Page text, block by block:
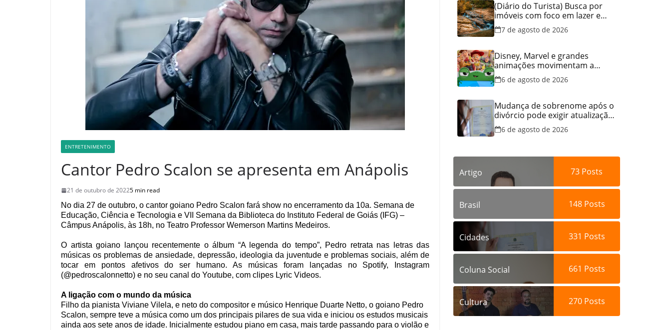
ENTRETENIMENTO
Cantor Pedro Scalon se apresenta em Anápolis
21 de outubro de 20225 min read
No dia 27 de outubro, o cantor goiano Pedro Scalon fará show no encerramento da 10a. Semana de
Educação, Ciência e Tecnologia e VII Semana da Biblioteca do Instituto Federal de Goiás (IFG) –
Câmpus Anápolis, às 18h, no Teatro Professor Wemerson Martins Medeiros.
O artista goiano lançou recentemente o álbum “A legenda do tempo”, Pedro retrata nas letras das
músicas os problemas de ansiedade, depressão, ideologia da juventude e problemas sociais, além de
tocar em pontos afetivos do ser humano. As músicas foram lançadas no Spotify, Instagram
(@pedroscalonnetto) e no seu canal do Youtube, com clipes Lyric Videos.
A ligação com o mundo da música
Filho da pianista Viviane Vilela, e neto do compositor e músico Henrique Duarte Netto, o goiano Pedro
Scalon, sempre teve a música como um dos principais pilares de sua vida e iniciou os estudos musicais
ainda aos sete anos de idade. Inicialmente estudou piano em casa, mais tarde passando para o violão e
(Diário do Turista) Busca por
imóveis com foco em lazer e
locação por temporada cresce
no Brasil
7 de agosto de 2026
Disney, Marvel e grandes
animações movimentam a
programação do Cineflix do
Aparecida Shopping
6 de agosto de 2026
Mudança de sobrenome após o
divórcio pode exigir atualização
dos documentos dos filhos
para evitar transtornos
6 de agosto de 2026
Artigo 73 Posts
Brasil 148Posts
Cidades 331 Posts
Coluna Social 661 Posts
Cultura 270Posts